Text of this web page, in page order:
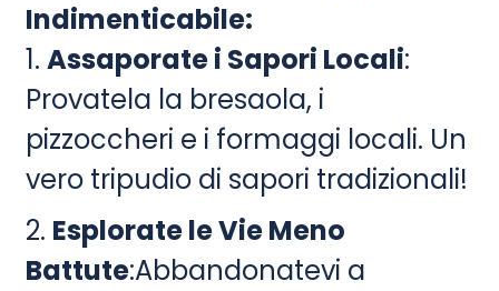
Indimenticabile:
1. Assaporate i Sapori Locali:
Provatela la bresaola, i
pizzoccheri e i formaggi locali. Un
vero tripudio di sapori tradizionali!
2. Esplorate le Vie Meno
Battute:Abbandonatevi a